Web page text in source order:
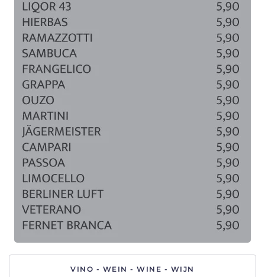
VINO - WEIN - WINE - WIJN